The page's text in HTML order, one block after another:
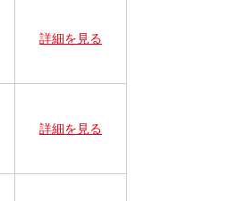
詳細を見る
詳細を見る